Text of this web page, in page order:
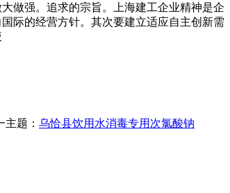
做强。追求的宗旨。上海建工企业精神是企
际的经营方针。其次要建立适应自主创新需
主题： 乌恰县饮用水消毒专用次氯酸钠